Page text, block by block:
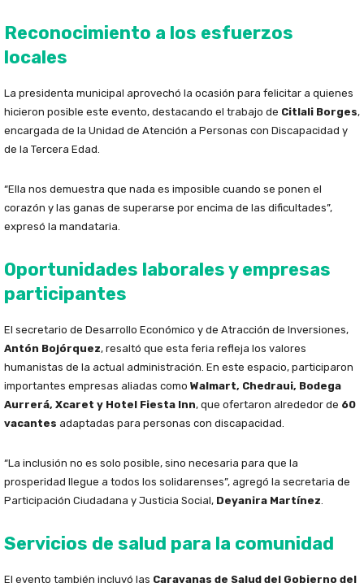
Reconocimiento a los esfuerzos
locales
La presidenta municipal aprovechó la ocasión para felicitar a quienes
hicieron posible este evento, destacando el trabajo de Citlali Borges,
encargada de la Unidad de Atención a Personas con Discapacidad y
de la Tercera Edad.
“Ella nos demuestra que nada es imposible cuando se ponen el
corazón y las ganas de superarse por encima de las dificultades”,
expresó la mandataria.
Oportunidades laborales y empresas
participantes
El secretario de Desarrollo Económico y de Atracción de Inversiones,
Antón Bojórquez, resaltó que esta feria refleja los valores
humanistas de la actual administración. En este espacio, participaron
importantes empresas aliadas como Walmart, Chedraui, Bodega
Aurrerá, Xcaret y Hotel Fiesta Inn, que ofertaron alrededor de 60
vacantes adaptadas para personas con discapacidad.
“La inclusión no es solo posible, sino necesaria para que la
prosperidad llegue a todos los solidarenses”, agregó la secretaria de
Participación Ciudadana y Justicia Social, Deyanira Martínez.
Servicios de salud para la comunidad
El evento también incluyó las Caravanas de Salud del Gobierno del